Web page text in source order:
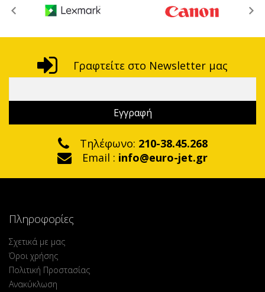
Γραφτείτε στο Newsletter μας
Τηλέφωνο: 210-38.45.268
Email : info@euro-jet.gr
Πληροφορίες
Σχετικά με μας
Όροι χρήσης
Πολιτική Προστασίας
Ανακύκλωση